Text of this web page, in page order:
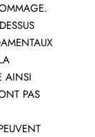
AINSI
PAS